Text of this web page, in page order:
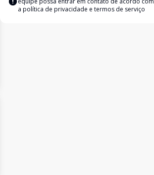
a política de privacidade e termos de serviço